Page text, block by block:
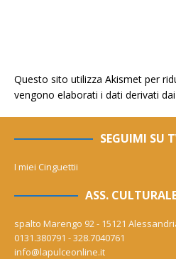
Questo sito utilizza Akismet per
vengono elaborati i dati derivati
SEGUIMI SU
I miei Cinguettii
ASS.
spalto Marengo 92 - 15121
0131.380791 - 328.7040761
info@lapulceonline.it